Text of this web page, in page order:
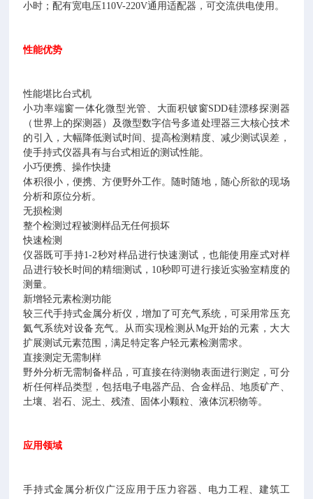
小时；配有宽电压110V-220V通用适配器，可交流供电使用。
性能优势
性能堪比台式机
小功率端窗一体化微型光管、大面积铍窗SDD硅漂移探测器
（世界上的探测器）及微型数字信号多道处理器三大核心技术
的引入，大幅降低测试时间、提高检测精度、减少测试误差，
使手持式仪器具有与台式相近的测试性能。
小巧便携、操作快捷
体积很小，便携、方便野外工作。随时随地，随心所欲的现场
分析和原位分析。
无损检测
整个检测过程被测样品无任何损坏
快速检测
仪器既可手持1-2秒对样品进行快速测试，也能使用座式对样
品进行较长时间的精细测试，10秒即可进行接近实验室精度的
测量。
新增轻元素检测功能
较三代手持式金属分析仪，增加了可充气系统，可采用常压充
氦气系统对设备充气。从而实现检测从Mg开始的元素，大大
扩展测试元素范围，满足特定客户轻元素检测需求。
直接测定无需制样
野外分析无需制备样品，可直接在待测物表面进行测定，可分
析任何样品类型，包括电子电器产品、合金样品、地质矿产、
土壤、岩石、泥土、残渣、固体小颗粒、液体沉积物等。
应用领域
手持式金属分析仪广泛应用于压力容器、电力工程、建筑工